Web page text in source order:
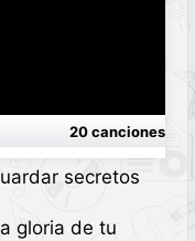
secretos
gloria de tu
20 canciones